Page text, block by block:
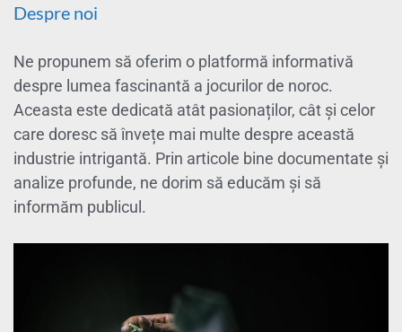
Despre noi
Ne propunem să oferim o platformă informativă
despre lumea fascinantă a jocurilor de noroc.
Aceasta este dedicată atât pasionaților, cât și celor
care doresc să învețe mai multe despre această
industrie intrigantă. Prin articole bine documentate și
analize profunde, ne dorim să educăm și să
informăm publicul.